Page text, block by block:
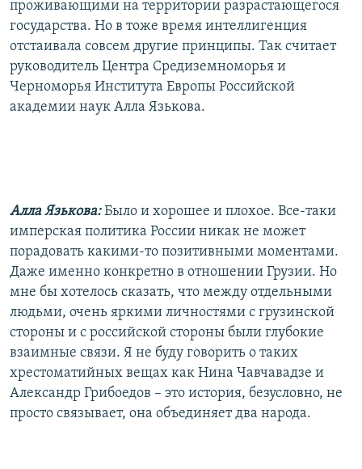
проживающими на территории разрастающегося
государства. Но в тоже время интеллигенция
отстаивала совсем другие принципы. Так считает
руководитель Центра Средиземноморья и
Черноморья Института Европы Российской
академии наук Алла Язькова.
Алла Язькова:Было и хорошее и плохое. Все-таки
имперская политика России никак не может
порадовать какими-то позитивными моментами.
Даже именно конкретно в отношении Грузии. Но
мне бы хотелось сказать, что между отдельными
людьми, очень яркими личностями с грузинской
стороны и с российской стороны были глубокие
взаимные связи. Я не буду говорить о таких
хрестоматийных вещах как Нина Чавчавадзе и
Александр Грибоедов – это история, безусловно, не
просто связывает, она объединяет два народа.